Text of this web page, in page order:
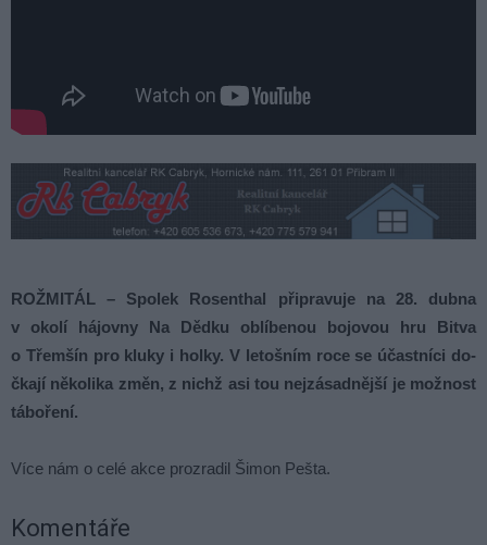
ROŽMITÁL – Spolek Rosenthal připravuje na 28. dubna
v okolí hájovny Na Dědku oblíbenou bojovou hru Bitva
o Třemšín pro kluky i holky. V letošním roce se účastníci do­
čkají několika změn, z nichž asi tou nejzásad­nější je možnost
táboření.
Více nám o celé akce prozradil Šimon Pešta.
Komentáře